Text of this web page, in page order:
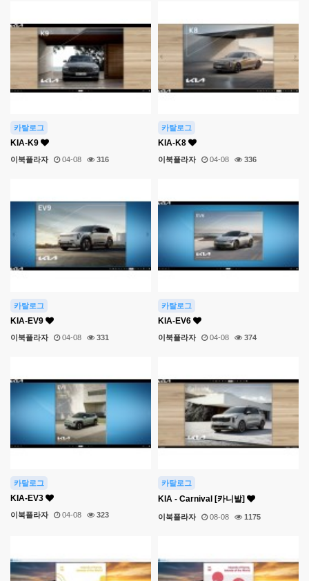
카탈로그
KIA-K9
이북플라자 04-08 316
카탈로그
KIA-K8
이북플라자 04-08 336
카탈로그
KIA-EV9
이북플라자 04-08 331
카탈로그
KIA-EV6
이북플라자 04-08 374
카탈로그
KIA-EV3
이북플라자 04-08 323
카탈로그
KIA - Carnival [카니발]
이북플라자 08-08 1175